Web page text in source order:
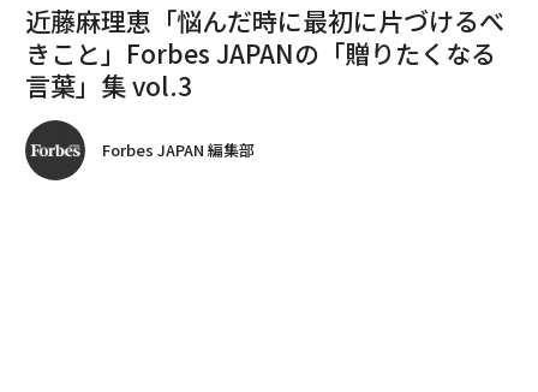
近藤麻理恵「悩んだ時に最初に片づけるべ
きこと」Forbes JAPANの「贈りたくなる
言葉」集 vol.3
Forbes JAPAN 編集部